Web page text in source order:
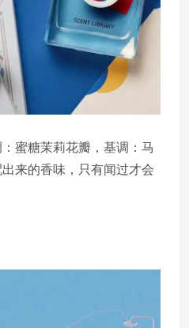
蜜糖茉莉花瓣，基调：马
来的香味，只有闻过才会